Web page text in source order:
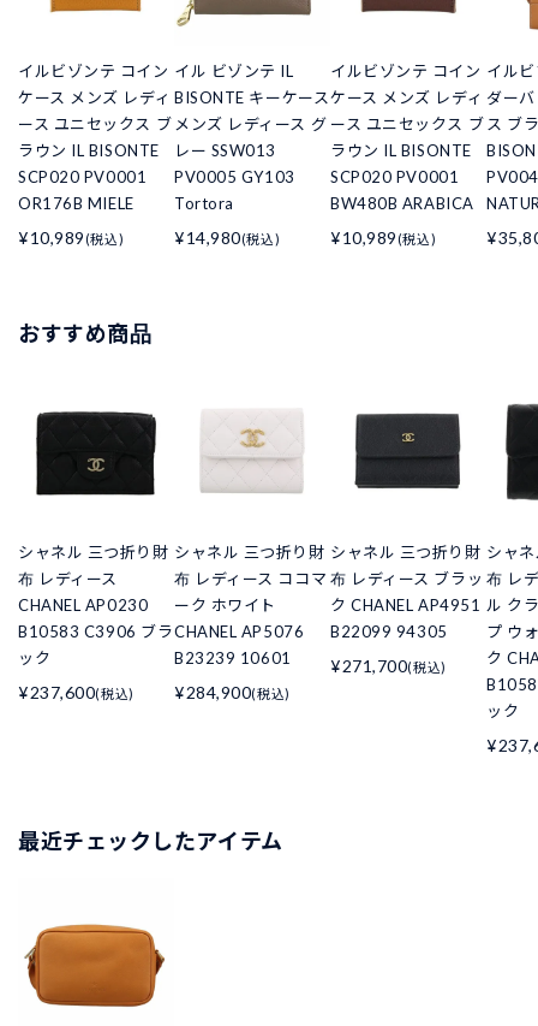
イルビゾンテ コイン
ケース メンズ レディ
ース ユニセックス ブ
ラウン IL BISONTE
SCP020 PV0001
OR176B MIELE
¥10,989 (税込)
イル ビゾンテ IL
BISONTE キーケース
メンズ レディース グ
レー SSW013
PV0005 GY103
Tortora
¥14,980(税込)
イルビゾンテ コイン
ケース メンズ レディ
ース ユニセックス ブ
ラウン IL BISONTE
SCP020 PV0001
BW480B ARABICA
¥10,989 (税込)
イル
ダー
ス ブ
おすすめ商品
シャネル 三つ折り財
布 レディース
CHANEL AP0230
B10583 C3906 ブラ
ック
¥237,600(税込)
シャネル 三つ折り財
布 レディース ココマ
ーク ホワイト
CHANEL AP5076
B23239 10601
¥284,900(税込)
シャネル 三つ折り財
布 レディース ブラッ
ク CHANEL AP4951
B22099 94305
¥271,700(税込)
シャ
布 レ
ル ク
プ ウ
ク
ック
最近チェックしたアイテム